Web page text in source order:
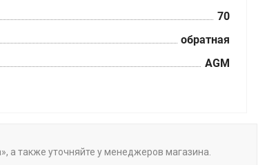
70
обратная
AGM
а также уточняйте у менеджеров магазина.